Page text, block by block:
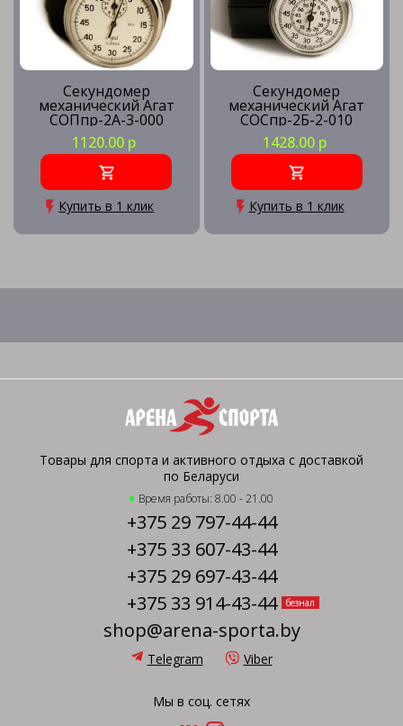
Секундомер
механический Агат
СОПпр-2А-3-000
1120.00 р
Купить в 1 клик
Секундомер
механический Агат
СОСпр-2Б-2-010
1428.00 р
Купить в 1 клик
Товары для спорта и активного отдыха с доставкой
по Беларуси
Время работы: 8.00 - 21.00
+375 29 797-44-44
+375 33 607-43-44
+375 29 697-43-44
+375 33 914-43-44
безнал
shop@arena-sporta.by
Telegram Viber
Мы в соц. сетях